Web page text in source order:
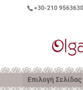
+30-210 9563630
Επιλογή Σελίδας